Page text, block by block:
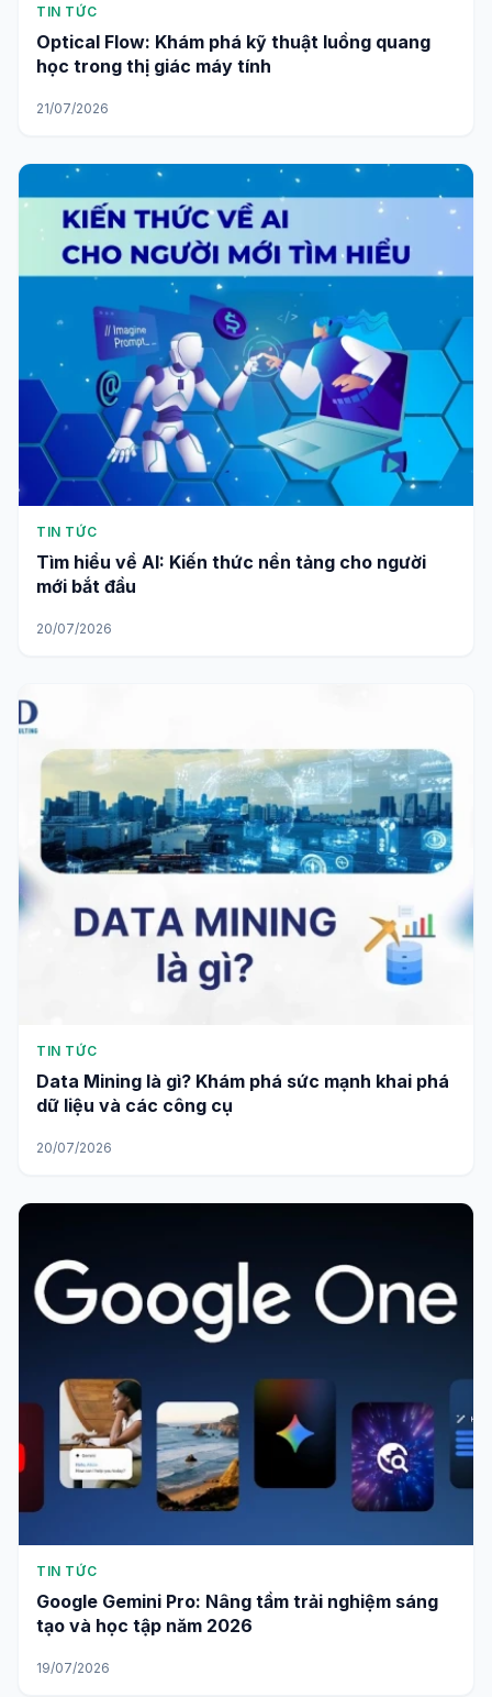
TIN TỨC
Optical Flow: Khám phá kỹ thuật luồng quang
học trong thị giác máy tính
21/07/2026
TIN TỨC
Tìm hiểu về AI: Kiến thức nền tảng cho người
mới bắt đầu
20/07/2026
TIN TỨC
Data Mining là gì? Khám phá sức mạnh khai phá
dữ liệu và các công cụ
20/07/2026
TIN TỨC
Google Gemini Pro: Nâng tầm trải nghiệm sáng
tạo và học tập năm 2026
19/07/2026